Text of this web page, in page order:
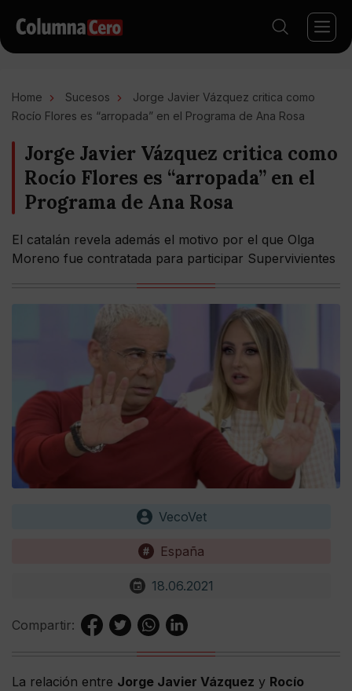
Home Sucesos
Jorge Javier Vázquez critica como
Rocío Flores es “arropada” en el Programa de Ana Rosa
Jorge Javier Vázquez critica como
Rocío Flores es “arropada” en el
Programa de Ana Rosa
El catalán revela además el motivo por el que Olga
Moreno fue contratada para participar Supervivientes
VecoVet
España
18.06.2021
Compartir:
La relación entre Jorge Javier Vázquez y Rocío